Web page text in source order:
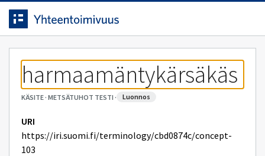
Siirrytty
sivulle
Siirry suoraan sisältöön.
harmaamäntykärsäkäs
KÄSITE· METSÄTUHOT TESTI · luonnos
URI
https://iri.suomi.fi/terminology/cbd0874c/concept-
103